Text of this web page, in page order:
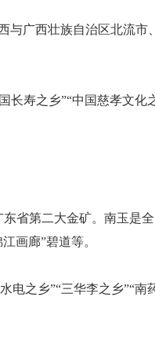
与广西壮族自治区北流市
长寿之乡”“中国慈孝文化
省第二大金矿。南玉是
画廊”碧道等。
之乡”“三华李之乡”“南